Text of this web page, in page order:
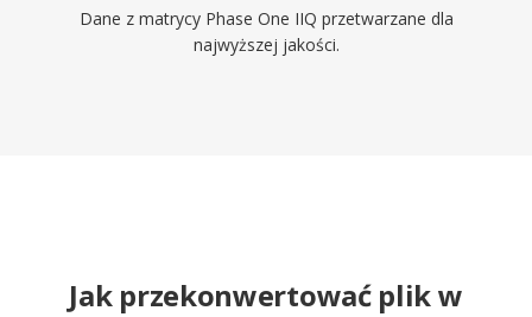
Dane z matrycy Phase One IIQ przetwarzane dla
najwyższej jakości.
Jak przekonwertować plik w